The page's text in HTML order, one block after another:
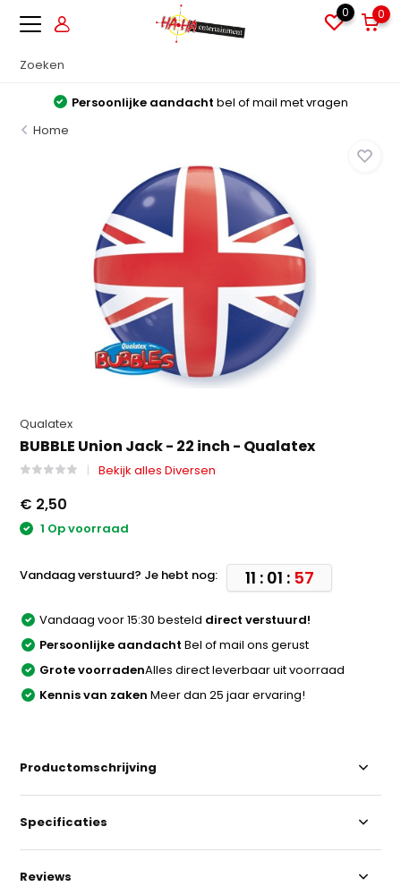
0 0
Persoonlijke aandacht bel of mail met vragen
Home
Qualatex
BUBBLE Union Jack - 22 inch - Qualatex
Bekijk alles Diversen
€ 2,50
1 Op voorraad
Vandaag verstuurd? Je hebt nog: 11 : 01 : 57
Vandaag voor 15:30 besteld direct verstuurd!
Persoonlijke aandacht Bel of mail ons gerust
Grote voorradenAlles direct leverbaar uit voorraad
Kennis van zaken Meer dan 25 jaar ervaring!
Productomschrijving
Specificaties
Reviews